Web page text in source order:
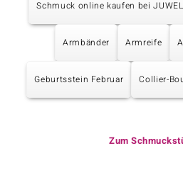
Schmuck online kaufen bei
Armbänder Armreife
Geburtsstein Februar Collier-
Zum